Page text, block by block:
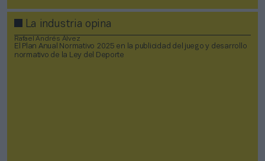
La industria opina
Rafael Andrés Álvez
El Plan Anual Normativo 2025 en la publicidad del juego y desarrollo
normativo de la Ley del Deporte